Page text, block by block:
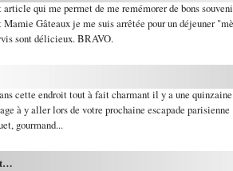
qui me permet de me remémorer de bons
Mamie Gâteaux je me suis arrêtée pour un déjeuner
sont délicieux. BRAVO.
cette endroit tout à fait charmant il y a une
à y aller lors de votre prochaine escapade parisienne
gourmand...